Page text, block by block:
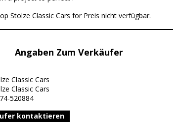
Stolze Classic Cars for Preis nicht verfügbar.
Angaben Zum Verkäufer
Classic Cars
Classic Cars
520884
kontaktieren